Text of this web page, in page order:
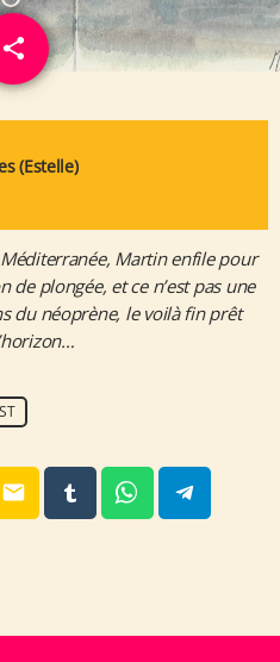
share
email
(Estelle)
Martin enfile pour
plongée, et ce n’est pas une
du néoprène, le voilà fin prêt
email